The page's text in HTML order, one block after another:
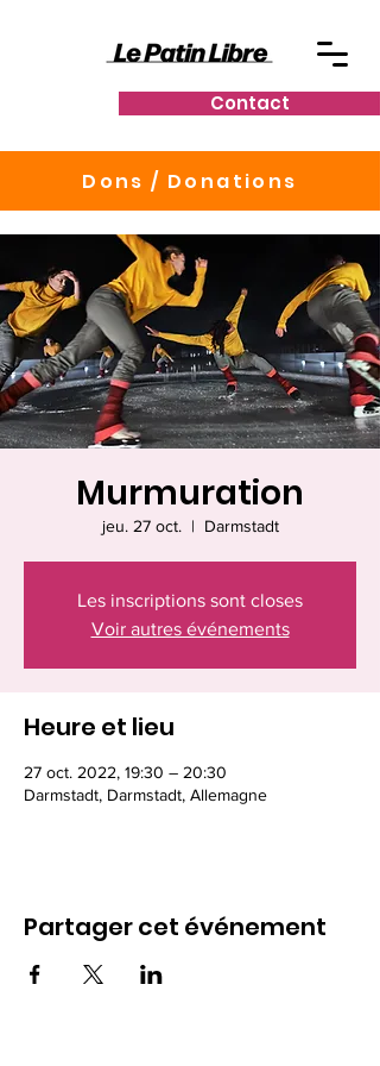
Contact
Dons / Donations
Murmuration
jeu. 27 oct.
  |
Darmstadt
Les inscriptions sont closes
Voir autres événements
Heure et lieu
27 oct. 2022, 19:30 – 20:30
Darmstadt, Darmstadt, Allemagne
Partager cet événement